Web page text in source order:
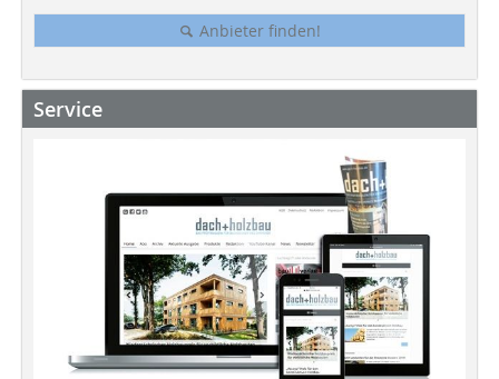
Anbieter finden!
Service